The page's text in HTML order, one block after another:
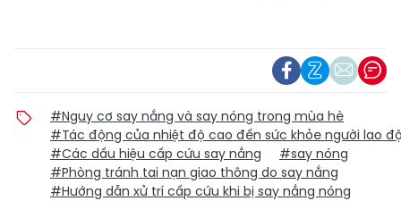
#Nguy cơ say nắng và say nóng trong mùa hè
#Tác động của nhiệt độ cao đến sức khỏe người lao
#Các dấu hiệu cấp cứu say nắng
#say nóng
#Phòng tránh tai nạn giao thông do say nắng
#Hướng dẫn xử trí cấp cứu khi bị say nắng nóng